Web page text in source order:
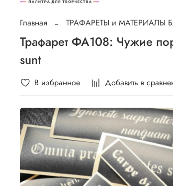
Главная ТРАФАРЕТЫ и МАТЕРИАЛЫ
Трафарет ФА108: Чужие
sunt
В избранное Добавить в